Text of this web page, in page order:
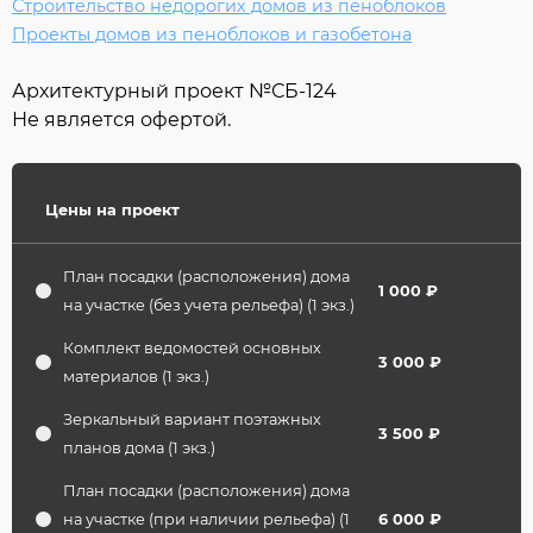
Строительство недорогих домов из пеноблоков
Проекты домов из пеноблоков и газобетона
Архитектурный проект №СБ-124
Не является офертой.
Цены на проект
План посадки (расположения) дома
на участке (без учета рельефа) (1 экз.)
1 000 ₽
Комплект ведомостей основных
материалов (1 экз.)
3 000 ₽
Зеркальный вариант поэтажных
планов дома (1 экз.)
3 500 ₽
План посадки (расположения) дома
на участке (при наличии рельефа) (1
6 000 ₽